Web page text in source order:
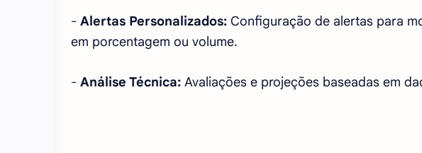
- Alertas Personalizados: Configuração de alertas para
em porcentagem ou volume.
- Análise Técnica: Avaliações e projeções baseadas em